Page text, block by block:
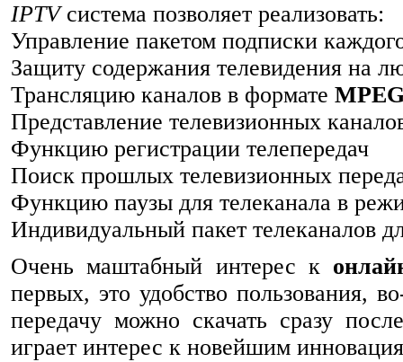
IPTVсистема позволяет реализовать:
Управление пакетом подписки
Защиту содержания телевидения на
Трансляцию каналов в формате
Представление телевизионных
Функцию регистрации телепередач
Поиск прошлых телевизионных
Функцию паузы для телеканала в
Индивидуальный пакет телеканалов
Очень маштабный интерес к
первых, это удобство пользования,
передачу можно скачать сразу
играет интерес к новейшим